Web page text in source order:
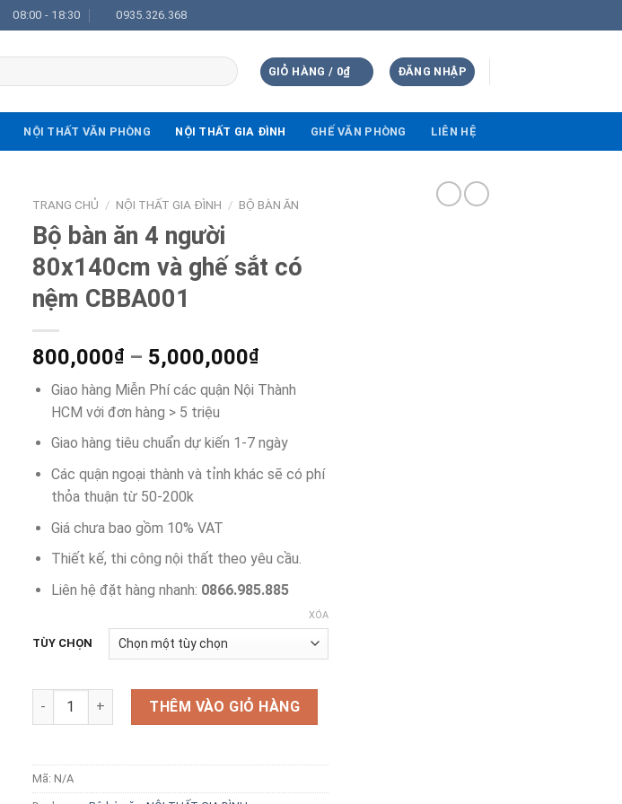
08:00 - 18:30 0935.326.368
GIỎ HÀNG / 0₫ ĐĂNG NHẬP
NỘI THẤT VĂN PHÒNG NỘI THẤT GIA ĐÌNH GHẾ VĂN PHÒNG LIÊN HỆ
TRANG CHỦ / NỘI THẤT GIA ĐÌNH / BỘ BÀN ĂN
Bộ bàn ăn 4 người
80x140cm và ghế sắt có
nệm CBBA001
800,000₫ – 5,000,000₫
Giao hàng Miễn Phí các quận Nội Thành
HCM với đơn hàng > 5 triệu
Giao hàng tiêu chuẩn dự kiến 1-7 ngày
Các quận ngoại thành và tỉnh khác sẽ có phí
thỏa thuận từ 50-200k
Giá chưa bao gồm 10% VAT
Thiết kế, thi công nội thất theo yêu cầu.
Liên hệ đặt hàng nhanh: 0866.985.885
TÙY CHỌN
XÓA
Bộ bàn ăn 4 người 80x140cm và ghế sắt có nệm CBBA001 số lượng
THÊM VÀO GIỎ HÀNG
Mã: N/A